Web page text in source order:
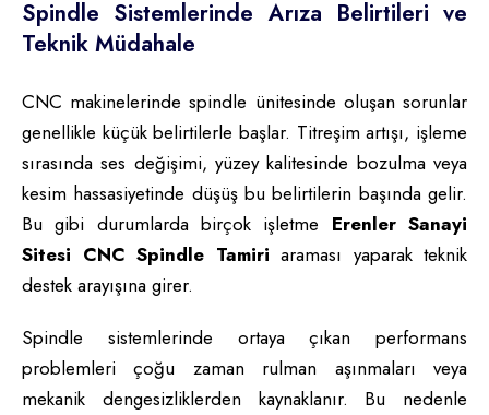
Spindle Sistemlerinde Arıza Belirtileri ve
Teknik Müdahale
CNC makinelerinde spindle ünitesinde oluşan sorunlar
genellikle küçük belirtilerle başlar. Titreşim artışı, işleme
sırasında ses değişimi, yüzey kalitesinde bozulma veya
kesim hassasiyetinde düşüş bu belirtilerin başında gelir.
Bu gibi durumlarda birçok işletme Erenler Sanayi
Sitesi CNC Spindle Tamiri araması yaparak teknik
destek arayışına girer.
Spindle sistemlerinde ortaya çıkan performans
problemleri çoğu zaman rulman aşınmaları veya
mekanik dengesizliklerden kaynaklanır. Bu nedenle